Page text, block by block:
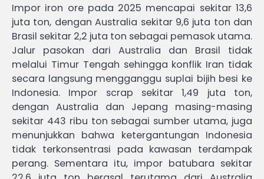
Impor iron ore pada 2025 mencapai sekitar 13,6
juta ton, dengan Australia sekitar 9,6 juta ton dan
Brasil sekitar 2,2 juta ton sebagai pemasok utama.
Jalur pasokan dari Australia dan Brasil tidak
melalui Timur Tengah sehingga konflik Iran tidak
secara langsung mengganggu suplai bijih besi ke
Indonesia. Impor scrap sekitar 1,49 juta ton,
dengan Australia dan Jepang masing-masing
sekitar 443 ribu ton sebagai sumber utama, juga
menunjukkan bahwa ketergantungan Indonesia
tidak terkonsentrasi pada kawasan terdampak
perang. Sementara itu, impor batubara sekitar